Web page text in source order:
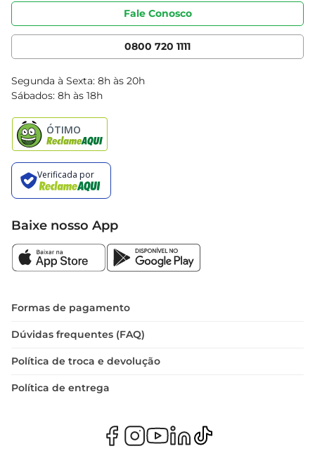
Portal do fornecedor
Cencosud Media
Código de ética
Serviços
Clube Bretas
Blog Bretas
Black Friday
Fale Conosco
0800 720 1111
Segunda à Sexta: 8h às 20h
Sábados: 8h às 18h
Baixe nosso App
Formas de pagamento
Dúvidas frequentes (FAQ)
Política de troca e devolução
Política de entrega